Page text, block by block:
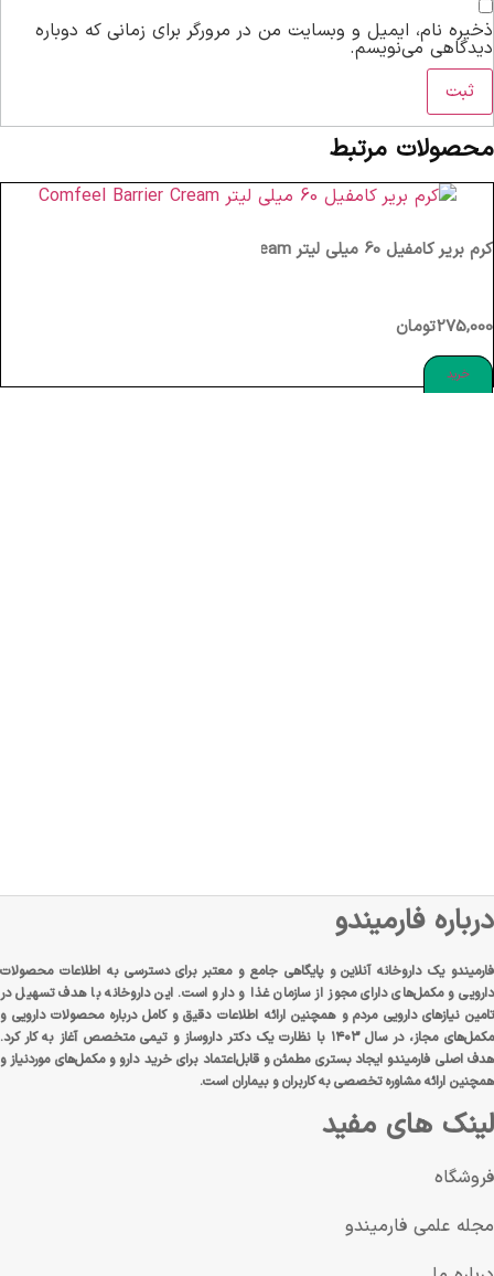
ذخیره نام، ایمیل و وبسایت من در مرورگر برای زمانی که دوباره
دیدگاهی می‌نویسم.
محصولات مرتبط
کرم بریر کامفیل 60 میلی لیتر Comfeel Barrier Cream
275,000تومان
خرید
درباره فارمیندو
فارمیندو یک داروخانه آنلاین و پایگاهی جامع و معتبر برای دسترسی به اطلاعات محصولات
دارویی و مکمل‌های دارای مجوز از سازمان غذا و دارو است. این داروخانه با هدف تسهیل در
تامین نیازهای دارویی مردم و همچنین ارائه اطلاعات دقیق و کامل درباره محصولات دارویی و
مکمل‌های مجاز، در سال ۱۴۰۳ با نظارت یک دکتر داروساز و تیمی متخصص آغاز به کار کرد.
هدف اصلی فارمیندو ایجاد بستری مطمئن و قابل‌اعتماد برای خرید دارو و مکمل‌های موردنیاز و
همچنین ارائه مشاوره تخصصی به کاربران و بیماران است.
لینک های مفید
فروشگاه
مجله علمی فارمیندو